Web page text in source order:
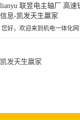
lianyu 联昱电主轴厂 高
信息-凯发天生赢家
您好，欢迎来到机电一体化网
凯发天生赢家